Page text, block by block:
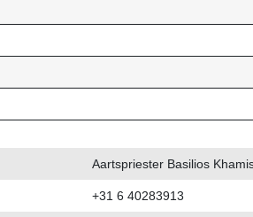
Aartspriester Basilios
+31 6 40283913